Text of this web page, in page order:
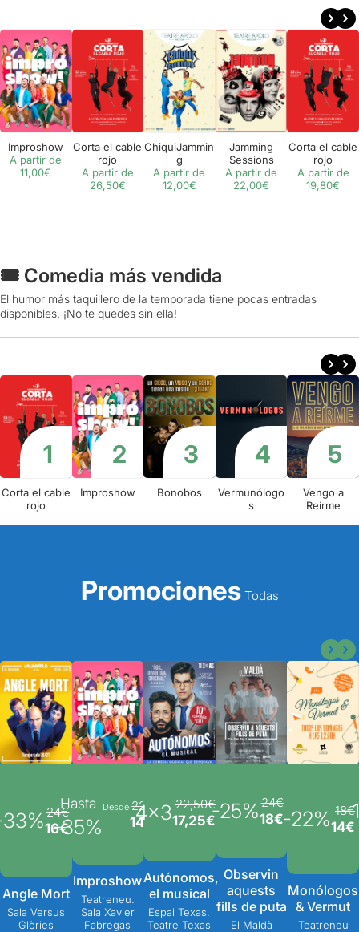
Improshow
A partir de
11,00€
Corta el cable
rojo
A partir de
26,50€
ChiquiJammin
g
A partir de
12,00€
Jamming
Sessions
A partir de
22,00€
Corta el cable
rojo
A partir de
19,80€
🎟️ Comedia más vendida
El humor más taquillero de la temporada tiene pocas entradas
disponibles. ¡No te quedes sin ella!
Corta el cable
rojo
Improshow Bonobos
Vermunólogo
s
Vengo a
Reírme
Promociones Todas
24€
16€
Angle Mort
Sala Versus
Glòries
Hasta
-35%
Desde22€
14€
Improshow
Teatreneu.
Sala Xavier
Fabregas
4x3 22,50€
17,25€
Autónomos,
el musical
Espai Texas.
Teatre Texas
-25%24€
18€
Observin
aquests
fills de puta
El Maldà
-22% 18€
14€
Monólogos
& Vermut
Teatreneu
-